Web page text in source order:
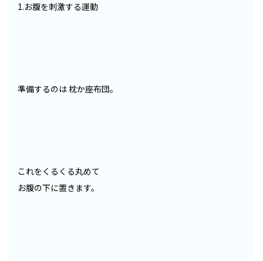
1.お腹を刺激する運動
準備するのは 枕か座布団。
これをくるくる丸めて
お腹の下に置きます。